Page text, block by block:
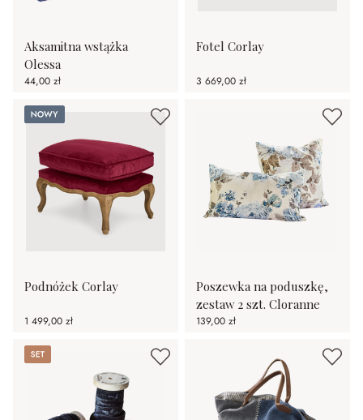
Aksamitna wstążka
Olessa
44,00 zł
Fotel Corlay
3 669,00 zł
Nowy
Podnóżek Corlay
1 499,00 zł
Poszewka na poduszkę,
zestaw 2 szt. Cloranne
139,00 zł
Set